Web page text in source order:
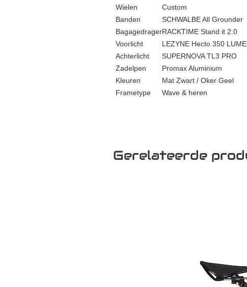
Wielen
Custom
Banden
SCHWALBE All Grounder
BagagedragerRACKTIME Stand it 2.0
Voorlicht
LEZYNE Hecto 350
Achterlicht
SUPERNOVA TL3 PRO
Zadelpen
Promax Aluminium
Kleuren
Mat Zwart / Oker Geel
Frametype
Wave & heren
Gerelateerde